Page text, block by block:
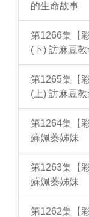
的生命故事
第1266集【
(下) 訪麻豆
第1265集【
(上) 訪麻豆
第1264集【
蘇姵蓁姊妹
第1263集【
蘇姵蓁姊妹
第1262集【